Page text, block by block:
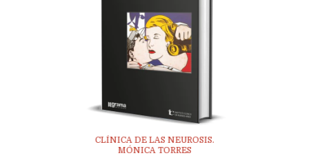
CLÍNICA DE LAS NEUROSIS.
MÓNICA TORRES